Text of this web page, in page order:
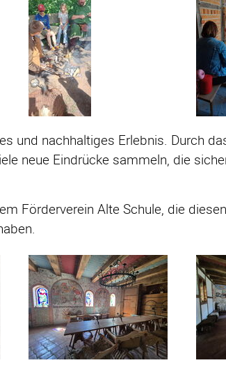
und nachhaltiges Erlebnis. Durch
neue Eindrücke sammeln, die
Förderverein Alte Schule, die